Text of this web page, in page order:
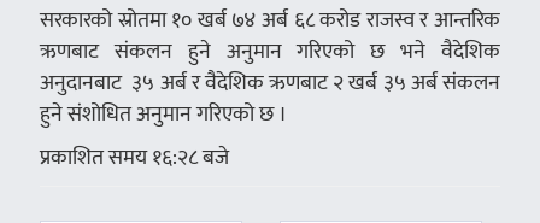
सरकारको स्रोतमा १० खर्ब ७४ अर्ब ६८ करोड राजस्व र आन्तरिक
ऋणबाट संकलन हुने अनुमान गरिएको छ भने वैदेशिक
अनुदानबाट ३५ अर्ब र वैदेशिक ऋणबाट २ खर्ब ३५ अर्ब संकलन
हुने संशोधित अनुमान गरिएको छ ।
प्रकाशित समय १६:२८ बजे